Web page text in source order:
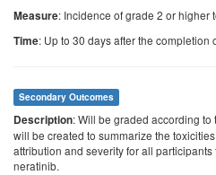
Measure: Incidence of grade 2 or higher
Time: Up to 30 days after the completion
Secondary Outcomes
Description: Will be graded according to
will be created to summarize the
attribution and severity for all
neratinib.